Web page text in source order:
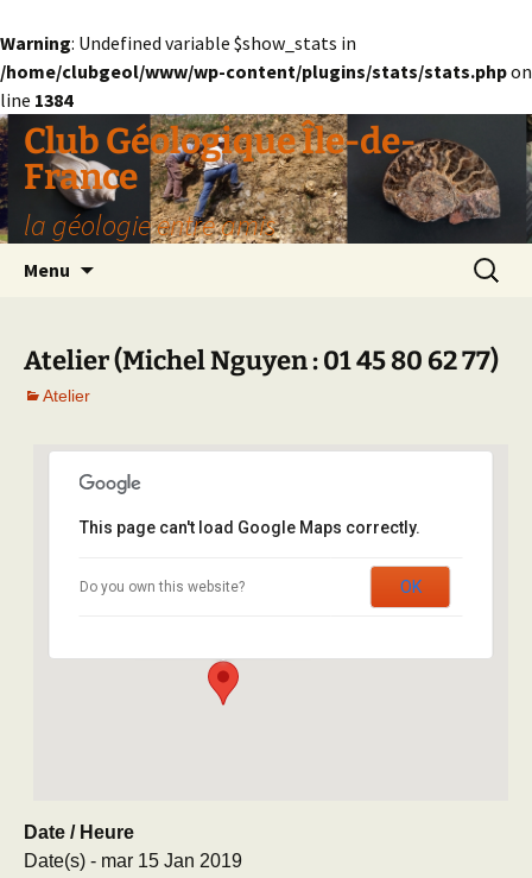
Warning: Undefined variable $show_stats in
/home/clubgeol/www/wp-content/plugins/stats/stats.phpon
line 1384
Aller
au
contenu
Club Géologique Île-de-
France
la géologie entre amis
Menu
Atelier (Michel Nguyen : 01 45 80 62 77)
Atelier
This page can't load Google Maps correctly.
Do you own this website? OK
Date / Heure
Date(s) - mar 15 Jan 2019